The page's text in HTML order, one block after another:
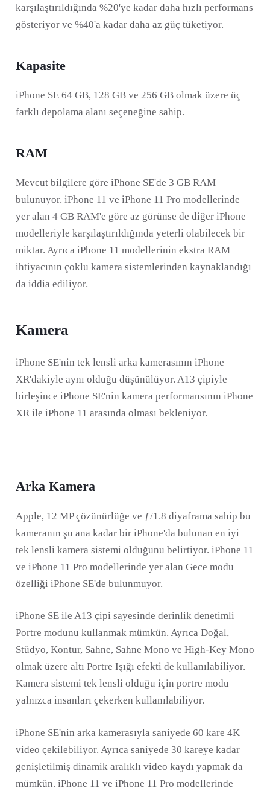
karşılaştırıldığında %20'ye kadar daha hızlı performans
gösteriyor ve %40'a kadar daha az güç tüketiyor.
Kapasite
iPhone SE 64 GB, 128 GB ve 256 GB olmak üzere üç
farklı depolama alanı seçeneğine sahip.
RAM
Mevcut bilgilere göre iPhone SE'de 3 GB RAM
bulunuyor. iPhone 11 ve iPhone 11 Pro modellerinde
yer alan 4 GB RAM'e göre az görünse de diğer iPhone
modelleriyle karşılaştırıldığında yeterli olabilecek bir
miktar. Ayrıca iPhone 11 modellerinin ekstra RAM
ihtiyacının çoklu kamera sistemlerinden kaynaklandığı
da iddia ediliyor.
Kamera
iPhone SE'nin tek lensli arka kamerasının iPhone
XR'dakiyle aynı olduğu düşünülüyor. A13 çipiyle
birleşince iPhone SE'nin kamera performansının iPhone
XR ile iPhone 11 arasında olması bekleniyor.
Arka Kamera
Apple, 12 MP çözünürlüğe ve ƒ/1.8 diyaframa sahip bu
kameranın şu ana kadar bir iPhone'da bulunan en iyi
tek lensli kamera sistemi olduğunu belirtiyor. iPhone 11
ve iPhone 11 Pro modellerinde yer alan Gece modu
özelliği iPhone SE'de bulunmuyor.
iPhone SE ile A13 çipi sayesinde derinlik denetimli
Portre modunu kullanmak mümkün. Ayrıca Doğal,
Stüdyo, Kontur, Sahne, Sahne Mono ve High-Key Mono
olmak üzere altı Portre Işığı efekti de kullanılabiliyor.
Kamera sistemi tek lensli olduğu için portre modu
yalnızca insanları çekerken kullanılabiliyor.
iPhone SE'nin arka kamerasıyla saniyede 60 kare 4K
video çekilebiliyor. Ayrıca saniyede 30 kareye kadar
genişletilmiş dinamik aralıklı video kaydı yapmak da
mümkün. iPhone 11 ve iPhone 11 Pro modellerinde